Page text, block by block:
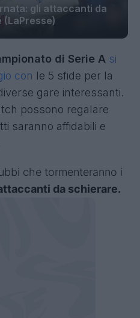
gli attaccanti da
di Serie A si
con le 5 sfide per la
gare interessanti.
possono regalare
saranno affidabili e
che tormenteranno i
da schierare.